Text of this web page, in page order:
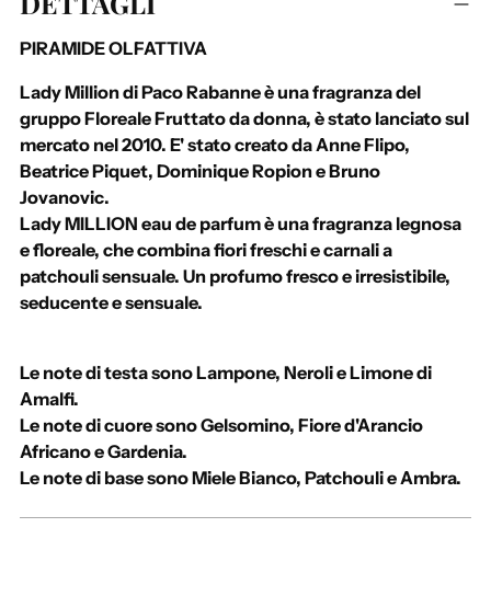
i
n
g
e
r
e
u
n
p
r
d
o
t
t
o
PIRAMIDE OLFATTIVA
Lady Million di Paco Rabanne è una fragranza del
gruppo Floreale Fruttato da donna, è stato lanciato sul
mercato nel 2010. E' stato creato da Anne Flipo,
Beatrice Piquet, Dominique Ropion e Bruno
Jovanovic.
Lady MILLION eau de parfum è una fragranza legnosa
e floreale, che combina fiori freschi e carnali a
patchouli sensuale. Un profumo fresco e irresistibile,
seducente e sensuale.
Le note di testa sono Lampone, Neroli e Limone di
Amalfi.
Le note di cuore sono Gelsomino, Fiore d'Arancio
Africano e Gardenia.
Le note di base sono Miele Bianco, Patchouli e Ambra.